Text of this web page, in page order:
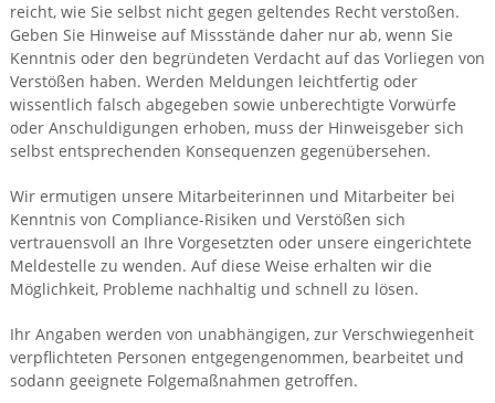
reicht, wie Sie selbst nicht gegen geltendes Recht verstoßen.
Geben Sie Hinweise auf Missstände daher nur ab, wenn Sie
Kenntnis oder den begründeten Verdacht auf das Vorliegen von
Verstößen haben. Werden Meldungen leichtfertig oder
wissentlich falsch abgegeben sowie unberechtigte Vorwürfe
oder Anschuldigungen erhoben, muss der Hinweisgeber sich
selbst entsprechenden Konsequenzen gegenübersehen.
Wir ermutigen unsere Mitarbeiterinnen und Mitarbeiter bei
Kenntnis von Compliance-Risiken und Verstößen sich
vertrauensvoll an Ihre Vorgesetzten oder unsere eingerichtete
Meldestelle zu wenden. Auf diese Weise erhalten wir die
Möglichkeit, Probleme nachhaltig und schnell zu lösen.
Ihr Angaben werden von unabhängigen, zur Verschwiegenheit
verpflichteten Personen entgegengenommen, bearbeitet und
sodann geeignete Folgemaßnahmen getroffen.